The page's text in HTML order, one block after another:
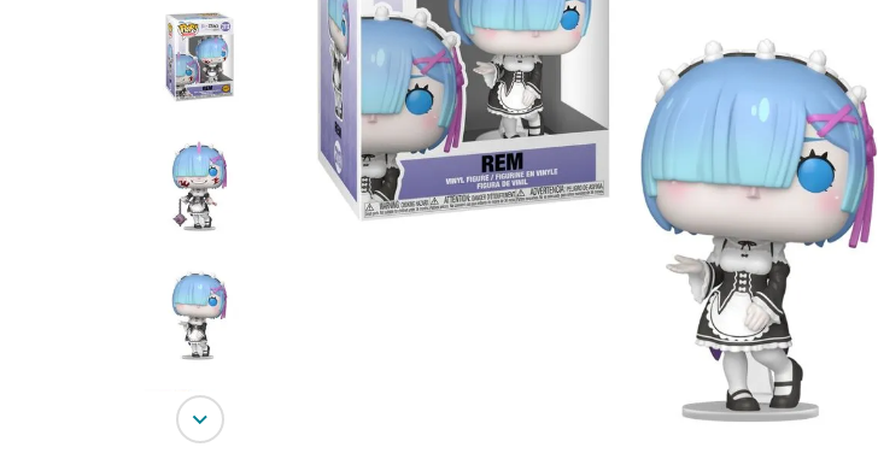
guerreiras kpop